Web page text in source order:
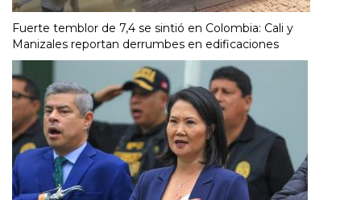
Fuerte temblor de 7,4 se sintió en Colombia: Cali y
Manizales reportan derrumbes en edificaciones